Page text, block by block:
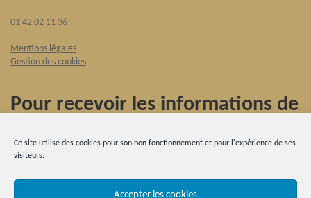
Ce site utilise des cookies pour son bon fonctionnement et pour l'expérience de ses
visiteurs.
Accepter les cookies
01 42 02 11 36
Mentions légales
Gestion des cookies
Pour recevoir les informations de
la paroisse
S'inscrire à la newsletter